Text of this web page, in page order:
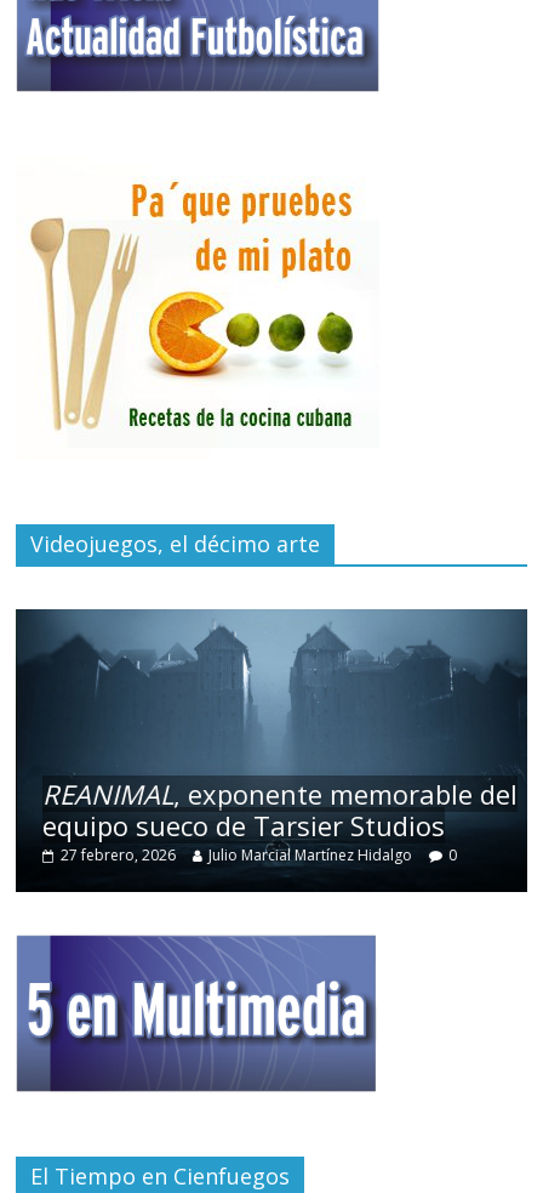
Videojuegos, el décimo arte
REANIMAL, exponente memorable del
equipo sueco de Tarsier Studios
27 febrero, 2026 Julio Marcial Martínez Hidalgo 0
El Tiempo en Cienfuegos